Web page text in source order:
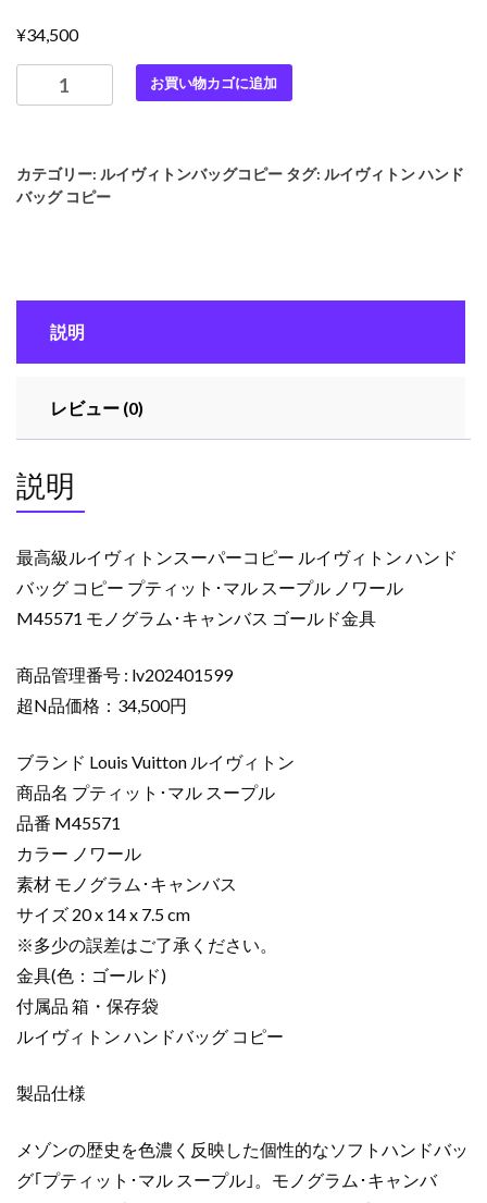
¥34,500
高
イ
ヴ
パ
ピ
ー
ル
イ
ヴ
ィ
ト
ン
ン
ド
ッ
グ
コ
ピ
ー
プ
テ
ィ
ッ
ト･
マ
ル
ー
ル
ノ
お買い物カゴに追加
カテゴリー: ルイヴィトンバッグコピー タグ: ルイヴィトン ハンド
バッグ コピー
説明
レビュー (0)
説明
最高級ルイヴィトンスーパーコピー ルイヴィトン ハンド
バッグ コピー プティット･マル スープル ノワール
M45571 モノグラム･キャンバス ゴールド金具
商品管理番号 : lv202401599
超N品価格：34,500円
ブランド Louis Vuitton ルイヴィトン
商品名 プティット･マル スープル
品番 M45571
カラー ノワール
素材 モノグラム･キャンバス
サイズ 20 x 14 x 7.5 cm
※多少の誤差はご了承ください。
金具(色：ゴールド)
付属品 箱・保存袋
ルイヴィトン ハンドバッグ コピー
製品仕様
メゾンの歴史を色濃く反映した個性的なソフトハンドバッ
グ｢プティット･マル スープル｣。モノグラム･キャンバ